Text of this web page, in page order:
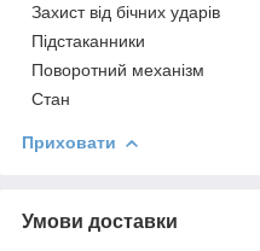
Захист від бічних ударів
Підстаканники
Поворотний механізм
Стан
Приховати
Умови доставки